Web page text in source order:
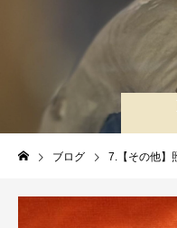
ブログ 7.【その他】照明・石